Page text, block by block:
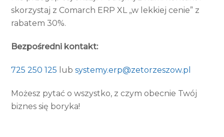
skorzystaj z Comarch ERP XL „w lekkiej cenie” z
rabatem 30%.
Bezpośredni kontakt:
725 250 125 lubsystemy.erp@zetorzeszow.pl
Możesz pytać o wszystko, z czym obecnie Twój
biznes się boryka!